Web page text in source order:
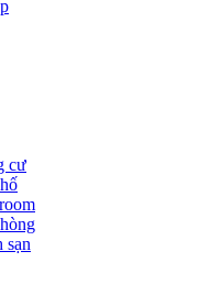
cư
sạn